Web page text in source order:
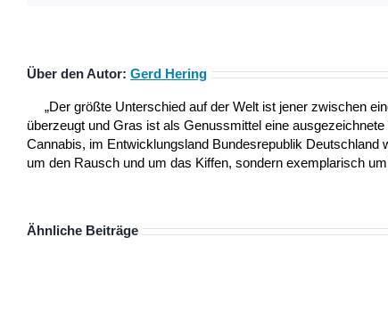
Über den Autor: Gerd Hering
„Der größte Unterschied auf der Welt ist jener zwischen
überzeugt und Gras ist als Genussmittel eine
Cannabis, im Entwicklungsland Bundesrepublik Deutschland
um den Rausch und um das Kiffen, sondern exemplarisch
Ähnliche Beiträge